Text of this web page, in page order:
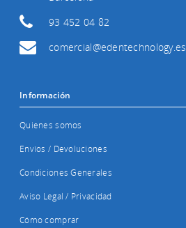
93 452 04 82
comercial@edentechnology.es
Información
Quienes somos
Envíos / Devoluciones
Condiciones Generales
Aviso Legal / Privacidad
Cómo comprar